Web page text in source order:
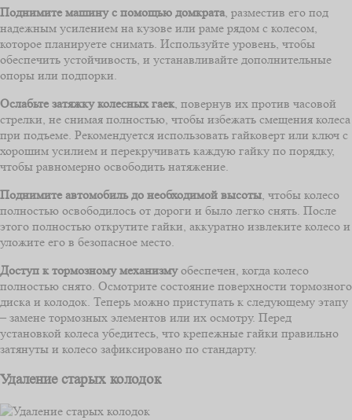
Поднимите машину с помощью домкрата, разместив его под
надежным усилением на кузове или раме рядом с колесом,
которое планируете снимать. Используйте уровень, чтобы
обеспечить устойчивость, и устанавливайте дополнительные
опоры или подпорки.
Ослабьте затяжку колесных гаек , повернув их против часовой
стрелки, не снимая полностью, чтобы избежать смещения колеса
при подъеме. Рекомендуется использовать гайковерт или ключ с
хорошим усилием и перекручивать каждую гайку по порядку,
чтобы равномерно освободить натяжение.
Поднимите автомобиль до необходимой высоты , чтобы колесо
полностью освободилось от дороги и было легко снять. После
этого полностью открутите гайки, аккуратно извлеките колесо и
уложите его в безопасное место.
Доступ к тормозному механизмуобеспечен, когда колесо
полностью снято. Осмотрите состояние поверхности тормозного
диска и колодок. Теперь можно приступать к следующему этапу
– замене тормозных элементов или их осмотру. Перед
установкой колеса убедитесь, что крепежные гайки правильно
затянуты и колесо зафиксировано по стандарту.
Удаление старых колодок